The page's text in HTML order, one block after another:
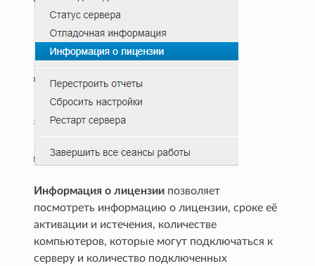
Информация о лицензии позволяет
посмотреть информацию о лицензии, сроке её
активации и истечения, количестве
компьютеров, которые могут подключаться к
серверу и количество подключенных